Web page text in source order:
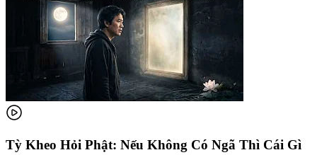
Tỳ Kheo Hỏi Phật: Nếu Không Có Ngã Thì Cái Gì